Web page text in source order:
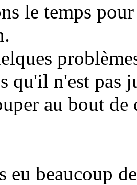
le temps
qu'il n'est pas
au bout de
eu beaucoup